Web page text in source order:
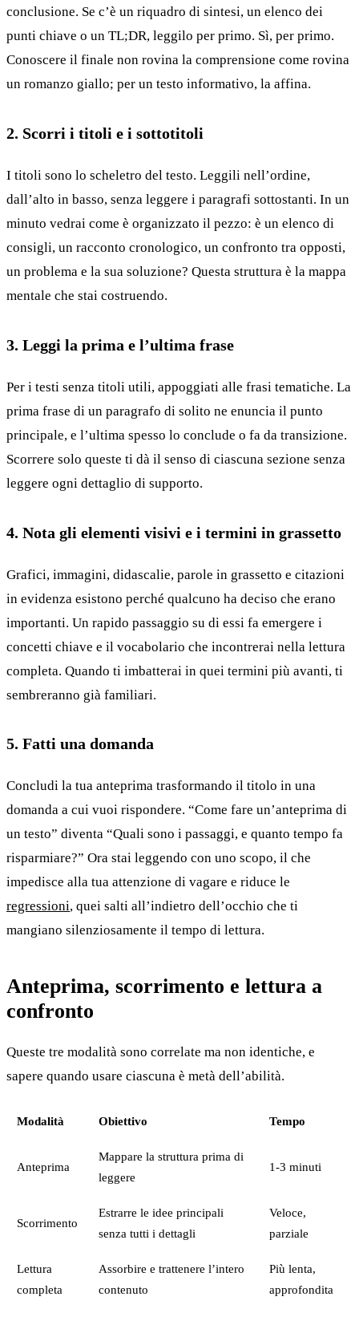
conclusione. Se c’è un riquadro di sintesi, un elenco dei
punti chiave o un TL;DR, leggilo per primo. Sì, per primo.
Conoscere il finale non rovina la comprensione come rovina
un romanzo giallo; per un testo informativo, la affina.
2. Scorri i titoli e i sottotitoli
I titoli sono lo scheletro del testo. Leggili nell’ordine,
dall’alto in basso, senza leggere i paragrafi sottostanti. In un
minuto vedrai come è organizzato il pezzo: è un elenco di
consigli, un racconto cronologico, un confronto tra opposti,
un problema e la sua soluzione? Questa struttura è la mappa
mentale che stai costruendo.
3. Leggi la prima e l’ultima frase
Per i testi senza titoli utili, appoggiati alle frasi tematiche. La
prima frase di un paragrafo di solito ne enuncia il punto
principale, e l’ultima spesso lo conclude o fa da transizione.
Scorrere solo queste ti dà il senso di ciascuna sezione senza
leggere ogni dettaglio di supporto.
4. Nota gli elementi visivi e i termini in grassetto
Grafici, immagini, didascalie, parole in grassetto e citazioni
in evidenza esistono perché qualcuno ha deciso che erano
importanti. Un rapido passaggio su di essi fa emergere i
concetti chiave e il vocabolario che incontrerai nella lettura
completa. Quando ti imbatterai in quei termini più avanti, ti
sembreranno già familiari.
5. Fatti una domanda
Concludi la tua anteprima trasformando il titolo in una
domanda a cui vuoi rispondere. “Come fare un’anteprima di
un testo” diventa “Quali sono i passaggi, e quanto tempo fa
risparmiare?” Ora stai leggendo con uno scopo, il che
impedisce alla tua attenzione di vagare e riduce le
regressioni, quei salti all’indietro dell’occhio che ti
mangiano silenziosamente il tempo di lettura.
Anteprima, scorrimento e lettura a
confronto
Queste tre modalità sono correlate ma non identiche, e
sapere quando usare ciascuna è metà dell’abilità.
Modalità Obiettivo Tempo
Anteprima
Mappare la struttura prima di
leggere
1-3 minuti
Scorrimento
Estrarre le idee principali
senza tutti i dettagli
Veloce,
parziale
Lettura
completa
Assorbire e trattenere l’intero
contenuto
Più lenta,
approfondita